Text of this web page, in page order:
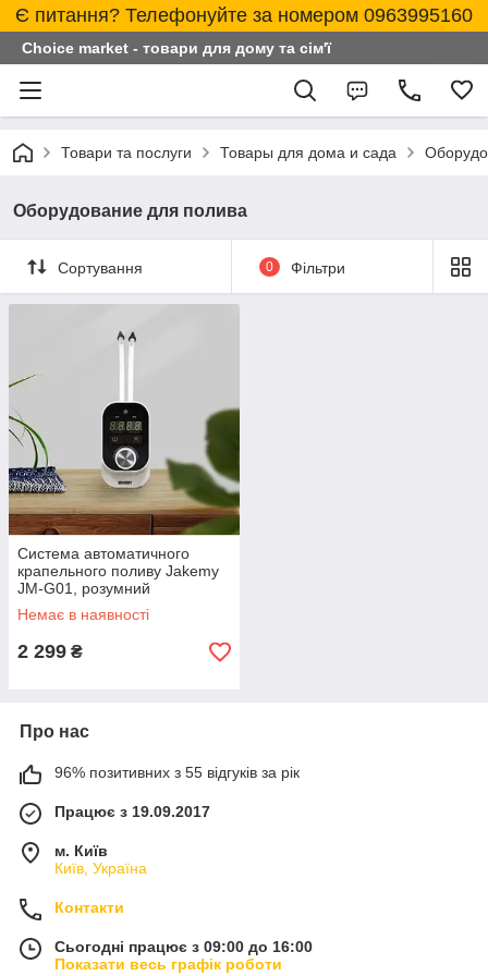
Є питання? Телефонуйте за номером 0963995160
Choice market - товари для дому та сім'ї
Товари та послуги Товары для дома и сада
Оборудование для полива
Сортування 0 Фільтри
Система автоматичного
крапельного поливу Jakemy
JM-G01, розумний
електронний таймер поливу
кімнатних рослин (на 10-15
Немає в наявності
2 299 ₴
Про нас
96% позитивних з 55 відгуків за рік
Працює з 19.09.2017
м. Київ
Київ, Україна
Контакти
Сьогодні працює з 09:00 до 16:00
Показати весь графік роботи